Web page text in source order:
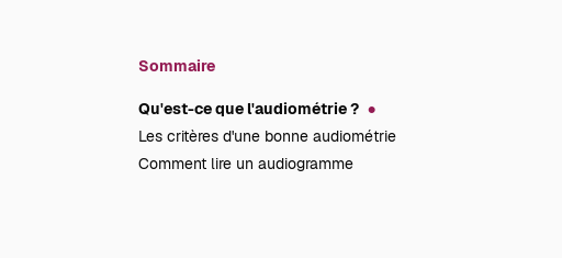
Sommaire
Qu'est-ce que l'audiométrie ?
Les critères d'une bonne audiométrie
Comment lire un audiogramme